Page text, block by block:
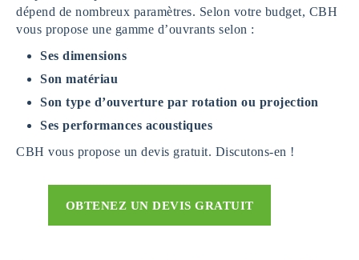
dépend de nombreux paramètres. Selon votre budget, CBH
vous propose une gamme d’ouvrants selon :
Ses dimensions
Son matériau
Son type d’ouverture par rotation ou projection
Ses performances acoustiques
CBH vous propose un devis gratuit. Discutons-en !
OBTENEZ UN DEVIS GRATUIT